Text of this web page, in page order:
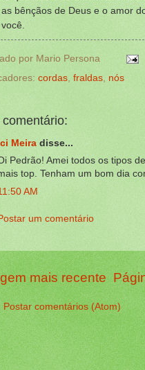
bênçãos de Deus e o amor
por Mario Persona
cordas, fraldas, nós
comentário:
Meira disse...
Pedrão! Amei todos os tipos
top. Tenham um bom dia
AM
um comentário
mais recente
Postar comentários (Atom)